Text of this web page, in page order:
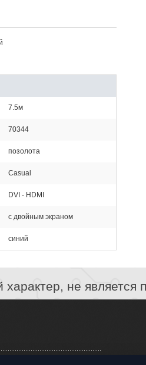
7.5м
70344
позолота
Casual
DVI - HDMI
с двойным экраном
синий
не является